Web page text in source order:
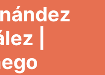
|